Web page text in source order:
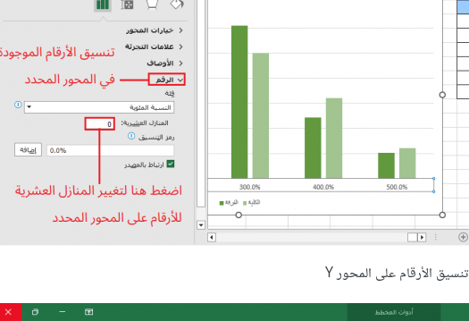
تنسيق الأرقام على المحور Y